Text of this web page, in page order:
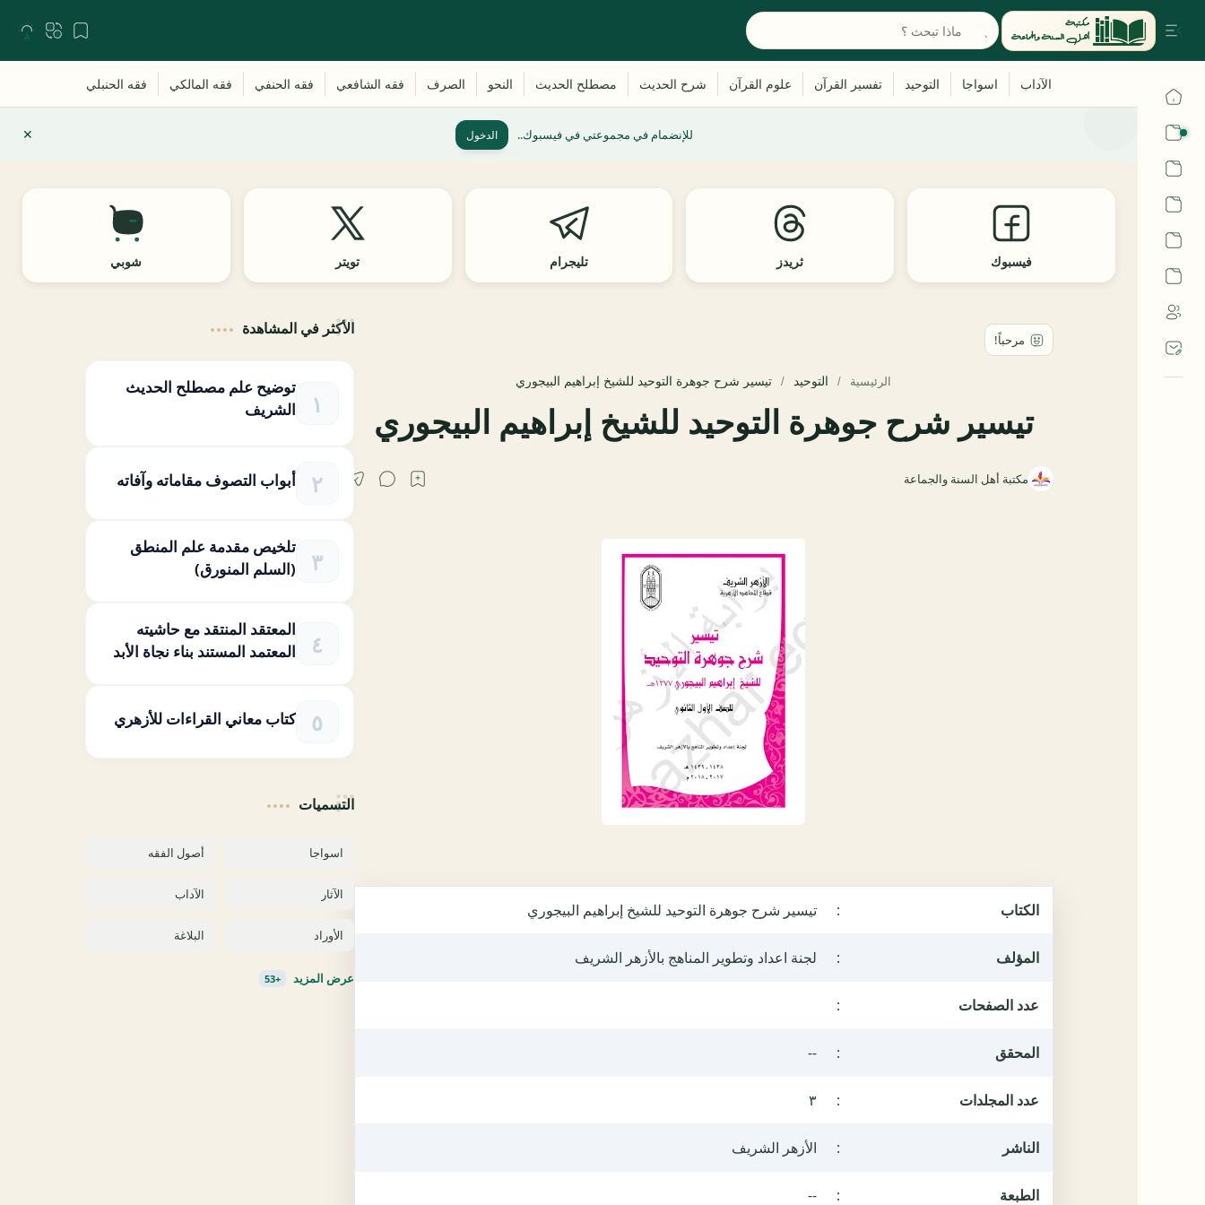
أشهر الحرم
للإنضمام في مجموعتي في فيسبوك.. الدخول
فيسبوك ثريدز تليجرام تويتر شوبي
الرئيسية التوحيد
تيسير شرح جوهرة التوحيد للشيخ إبراهيم البيجوري
الكتاب : تيسير شرح جوهرة التوحيد للشيخ إبراهيم البيجوري
المؤلف : لجنة اعداد وتطوير المناهج بالأزهر الشريف
عدد الصفحات :
المحقق :
--
عدد المجلدات : ٣
الناشر : الأزهر الشريف
الطبعة :
--
الأكثر في المشاهدة
توضيح علم مصطلح الحديث
الشريف
أبواب التصوف مقاماته وآفاته
تلخيص مقدمة علم المنطق
(السلم المنورق)
المعتقد المنتقد مع حاشيته
المعتمد المستند بناء نجاة الأبد
كتاب معاني القراءات للأزهري
التسميات